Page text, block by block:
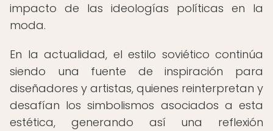
impacto de las ideologías políticas en la
moda.
En la actualidad, el estilo soviético continúa
siendo una fuente de inspiración para
diseñadores y artistas, quienes reinterpretan y
desafían los simbolismos asociados a esta
estética, generando así una reflexión